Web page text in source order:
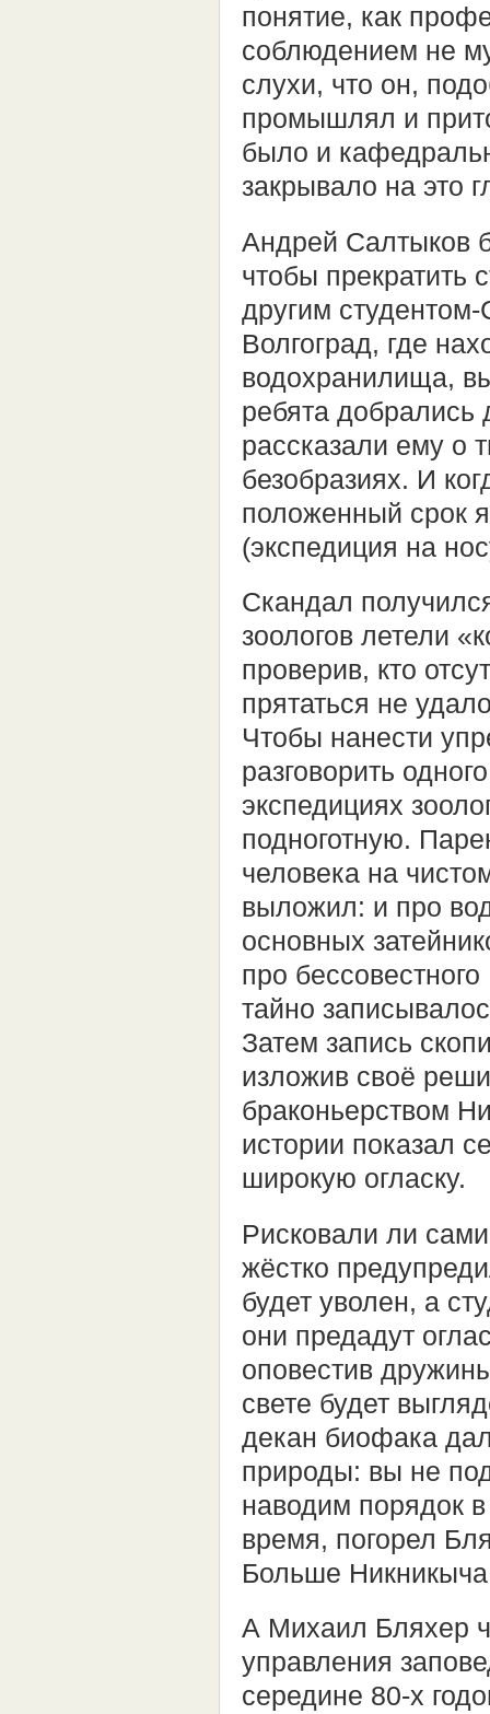
понятие, как
соблюдением не
слухи, что он,
промышлял и
было и
закрывало на это
Андрей Салтыков
чтобы прекратить
другим
Волгоград, где
водохранилища,
ребята добрались
рассказали ему о
безобразиях. И
положенный срок
(экспедиция на
Скандал
зоологов летели
проверив, кто
прятаться не
Чтобы нанести
разговорить
экспедициях
подноготную.
человека на
выложил: и про
основных
про
тайно
Затем запись
изложив своё
браконьерством
истории показал
широкую огласку.
Рисковали ли
жёстко
будет уволен, а
они предадут
оповестив
свете будет
декан биофака
природы: вы не
наводим порядок
время, погорел
Больше
А Михаил Бляхер
управления
середине 80-х